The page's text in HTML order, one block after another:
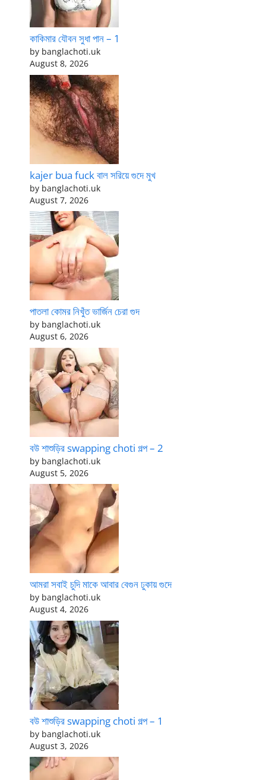
কাকিমার যৌবন সুধা পান – 1
by banglachoti.uk
August 8, 2026
kajer bua fuck বাল সরিয়ে গুদে মুখ
by banglachoti.uk
August 7, 2026
পাতলা কোমর নিখুঁত ভার্জিন চেরা গুদ
by banglachoti.uk
August 6, 2026
বউ শাশুড়ির swapping choti গল্প – 2
by banglachoti.uk
August 5, 2026
আমরা সবাই চুদি মাকে আবার বেগুন ঢুকায় গুদে
by banglachoti.uk
August 4, 2026
বউ শাশুড়ির swapping choti গল্প – 1
by banglachoti.uk
August 3, 2026